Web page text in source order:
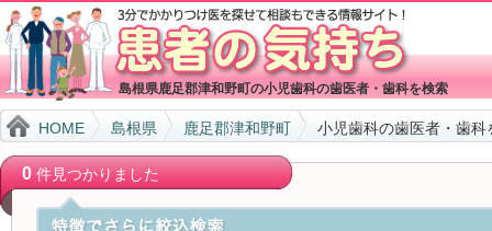
島根県鹿足郡津和野町の小児歯科の歯医者・歯科を検索
HOME 島根県 鹿足郡津和野町 小児歯科の歯医者・歯科
0件見つかりました